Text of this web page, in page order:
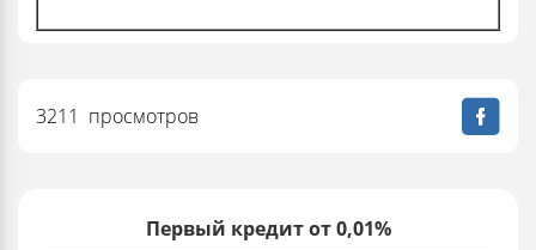
Первый кредит от 0,01%
3211 просмотров